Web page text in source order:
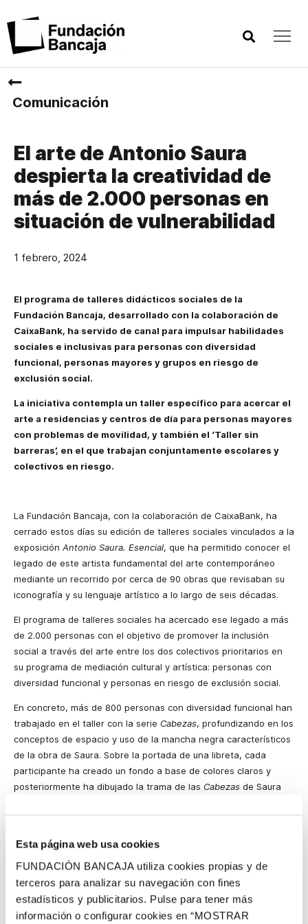
Esta página web usa cookies
FUNDACIÓN BANCAJA utiliza cookies propias y de
terceros para analizar su navegación con fines
estadísticos y publicitarios. Pulse para tener más
información o configurar cookies en “MOSTRAR
Comunicación
El arte de Antonio Saura
despierta la creatividad de
más de 2.000 personas en
situación de vulnerabilidad
1 febrero, 2024
El programa de talleres didácticos sociales de la
Fundación Bancaja, desarrollado con la colaboración de
CaixaBank, ha servido de canal para impulsar habilidades
sociales e inclusivas para personas con diversidad
funcional, personas mayores y grupos en riesgo de
exclusión social.
La iniciativa contempla un taller específico para acercar el
arte a residencias y centros de día para personas mayores
con problemas de movilidad, y también el ‘Taller sin
barreras’, en el que trabajan conjuntamente escolares y
colectivos en riesgo.
La Fundación Bancaja, con la colaboración de CaixaBank, ha
cerrado estos días su edición de talleres sociales vinculados a la
exposición Antonio Saura. Esencial, que ha permitido conocer el
legado de este artista fundamental del arte contemporáneo
mediante un recorrido por cerca de 90 obras que revisaban su
iconografía y su lenguaje artístico a lo largo de seis décadas.
El programa de talleres sociales ha acercado ese legado a más
de 2.000 personas con el objetivo de promover la inclusión
social a través del arte entre los dos colectivos prioritarios en
su programa de mediación cultural y artística: personas con
diversidad funcional y personas en riesgo de exclusión social.
En concreto, más de 800 personas con diversidad funcional han
trabajado en el taller con la serie Cabezas, profundizando en los
conceptos de espacio y uso de la mancha negra característicos
de la obra de Saura. Sobre la portada de una libreta, cada
participante ha creado un fondo a base de colores claros y
posteriormente ha dibujado la trama de las Cabezas de Saura
han abordado el trabajo en el taller inspirados por la serie de
El perro de Goya
basadas en la célebre obra del pintor aragonés. Con témperas
sólidas de colores primitivos (negro, gris y ocre) han trabajado
sobre un soporte de cartón en el que se sitúa la silueta del